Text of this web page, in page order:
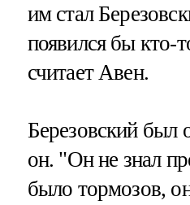
им стал
появился бы кто-
считает Авен.
Березовский был
он. "Он не знал
было тормозов,